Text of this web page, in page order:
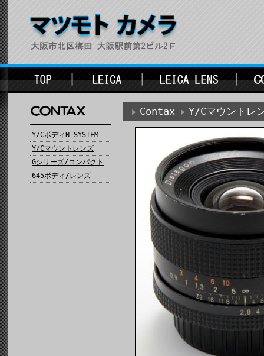
Y/CボディN-SYSTEM
Y/Cマウントレンズ
Gシリーズ/コンパクト
645ボディ/レンズ
Contax Y/Cマウントレ